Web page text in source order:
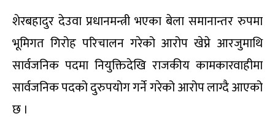
शेरबहादुर देउवा प्रधानमन्त्री भएका बेला समानान्तर रुपमा
भूमिगत गिरोह परिचालन गरेको आरोप खेप्ने आरजुमाथि
सार्वजनिक पदमा नियुक्तिदेखि राजकीय कामकारवाहीमा
सार्वजनिक पदको दुरुपयोग गर्ने गरेको आरोप लाग्दै आएको
छ ।